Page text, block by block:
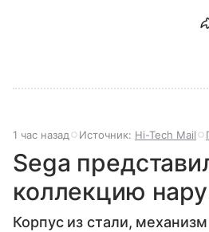
1 час назад Источник: Hi-Tech Mail
Sega
коллекцию
Корпус из стали,